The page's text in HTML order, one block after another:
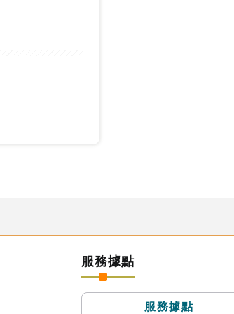
服務據點
服務據點